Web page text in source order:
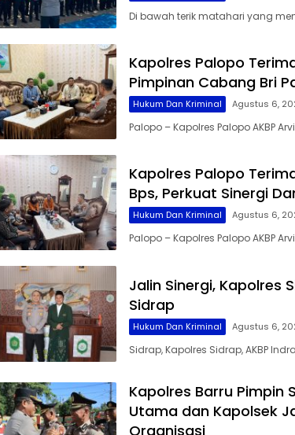
Di bawah terik matahari yang
Kapolres Palopo
Pimpinan Cabang Bri
Hukum Dan Kriminal Agustus 6,
Palopo – Kapolres Palopo AKBP
Kapolres Palopo
Bps, Perkuat Sinergi
Hukum Dan Kriminal Agustus 6,
Palopo – Kapolres Palopo AKBP
Jalin Sinergi, Kapolres
Sidrap
Hukum Dan Kriminal Agustus 6,
Sidrap, Kapolres Sidrap, AKBP
Kapolres Barru Pimpin
Utama dan Kapolsek
Organisasi